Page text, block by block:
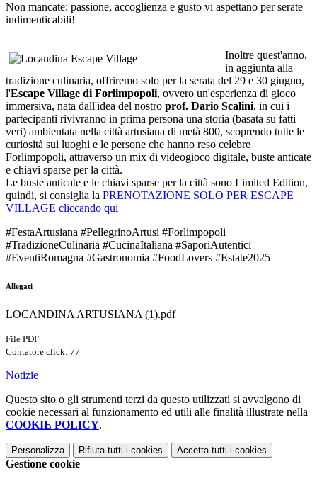
Non mancate: passione, accoglienza e gusto vi aspettano per serate
indimenticabili!
Inoltre quest'anno,
in aggiunta alla
tradizione culinaria, offriremo solo per la serata del 29 e 30 giugno,
l'Escape Village di Forlimpopoli, ovvero un'esperienza di gioco
immersiva, nata dall'idea del nostro prof. Dario Scalini, in cui i
partecipanti rivivranno in prima persona una storia (basata su fatti
veri) ambientata nella città artusiana di metà 800, scoprendo tutte le
curiosità sui luoghi e le persone che hanno reso celebre
Forlimpopoli, attraverso un mix di videogioco digitale, buste anticate
e chiavi sparse per la città.
Le buste anticate e le chiavi sparse per la città sono Limited Edition,
quindi, si consiglia la PRENOTAZIONE SOLO PER ESCAPE
VILLAGE cliccando qui
#FestaArtusiana #PellegrinoArtusi #Forlimpopoli
#TradizioneCulinaria #CucinaItaliana #SaporiAutentici
#EventiRomagna #Gastronomia #FoodLovers #Estate2025
Allegati
LOCANDINA ARTUSIANA (1).pdf
File PDF
Contatore click: 77
Notizie
Questo sito o gli strumenti terzi da questo utilizzati si avvalgono di
cookie necessari al funzionamento ed utili alle finalità illustrate nella
COOKIE POLICY.
Personalizza Rifiuta tutti i cookies Accetta tutti i cookies
Gestione cookie